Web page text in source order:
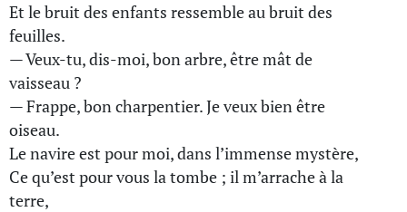
Et le bruit des enfants ressemble au bruit des
feuilles.
— Veux-tu, dis-moi, bon arbre, être mât de
vaisseau ?
— Frappe, bon charpentier. Je veux bien être
oiseau.
Le navire est pour moi, dans l’immense mystère,
Ce qu’est pour vous la tombe ; il m’arrache à la
terre,